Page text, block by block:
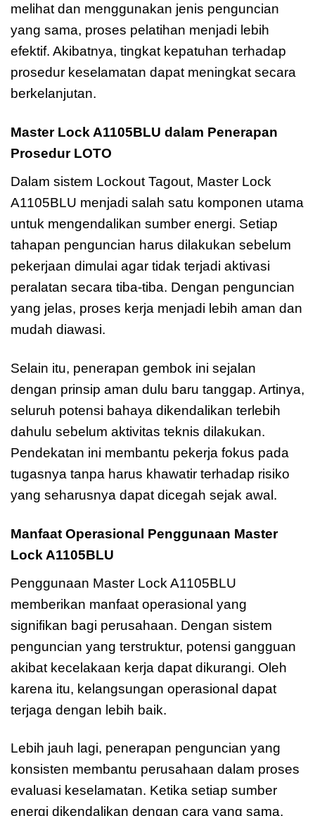
melihat dan menggunakan jenis penguncian
yang sama, proses pelatihan menjadi lebih
efektif. Akibatnya, tingkat kepatuhan terhadap
prosedur keselamatan dapat meningkat secara
berkelanjutan.
Master Lock A1105BLU dalam Penerapan
Prosedur LOTO
Dalam sistem Lockout Tagout, Master Lock
A1105BLU menjadi salah satu komponen utama
untuk mengendalikan sumber energi. Setiap
tahapan penguncian harus dilakukan sebelum
pekerjaan dimulai agar tidak terjadi aktivasi
peralatan secara tiba-tiba. Dengan penguncian
yang jelas, proses kerja menjadi lebih aman dan
mudah diawasi.
Selain itu, penerapan gembok ini sejalan
dengan prinsip aman dulu baru tanggap. Artinya,
seluruh potensi bahaya dikendalikan terlebih
dahulu sebelum aktivitas teknis dilakukan.
Pendekatan ini membantu pekerja fokus pada
tugasnya tanpa harus khawatir terhadap risiko
yang seharusnya dapat dicegah sejak awal.
Manfaat Operasional Penggunaan Master
Lock A1105BLU
Penggunaan Master Lock A1105BLU
memberikan manfaat operasional yang
signifikan bagi perusahaan. Dengan sistem
penguncian yang terstruktur, potensi gangguan
akibat kecelakaan kerja dapat dikurangi. Oleh
karena itu, kelangsungan operasional dapat
terjaga dengan lebih baik.
Lebih jauh lagi, penerapan penguncian yang
konsisten membantu perusahaan dalam proses
evaluasi keselamatan. Ketika setiap sumber
energi dikendalikan dengan cara yang sama,